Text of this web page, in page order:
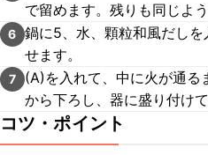
で留めます。残りも同じよう
6 鍋に5、水、顆粒和風だし
せます。
7
(A)を入れて、中に火が通る
から下ろし、器に盛り付けて
コツ・ポイント